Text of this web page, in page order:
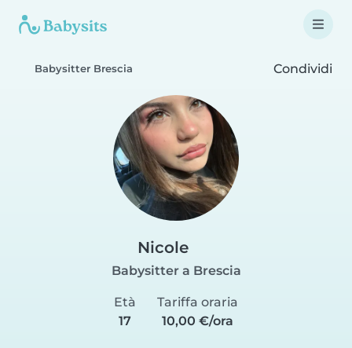
Babysitter Brescia Condividi
Nicole
Babysitter a Brescia
Età
17
Tariffa oraria
10,00 €/ora